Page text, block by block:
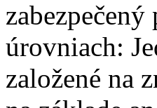
úrovniach:
založené na